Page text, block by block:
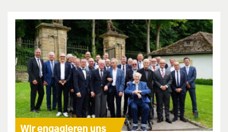
Wir engagieren uns